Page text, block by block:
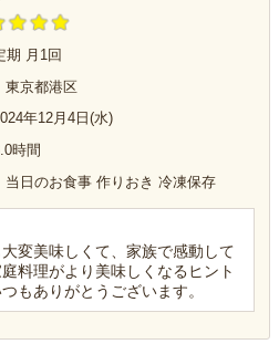
期 月1回
東京都港区
年12月4日(水)
時間
当日のお食事 作りおき 冷凍保存
変美味しくて、家族で感動して
料理がより美味しくなるヒント
もありがとうございます。